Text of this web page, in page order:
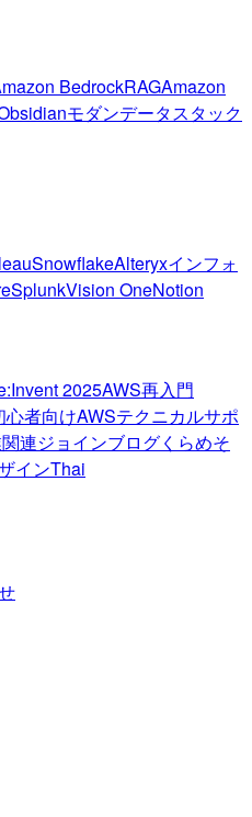
BedrockRAGAmazon
モダンデータスタック
SnowflakeAlteryxインフォ
SplunkVision OneNotion
2025AWS再入門
心者向けAWSテクニカルサポ
連ジョインブログくらめそ
インThai